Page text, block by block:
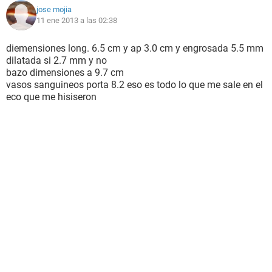
jose mojia
11 ene 2013 a las 02:38
diemensiones long. 6.5 cm y ap 3.0 cm y engrosada 5.5 mm
dilatada si 2.7 mm y no
bazo dimensiones a 9.7 cm
vasos sanguineos porta 8.2 eso es todo lo que me sale en el
eco que me hisiseron